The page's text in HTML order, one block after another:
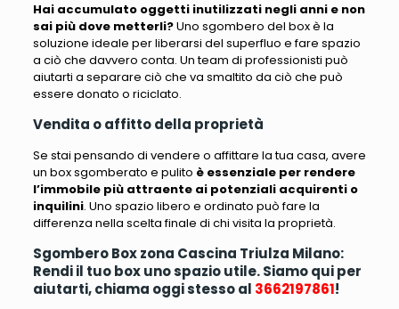
Hai accumulato oggetti inutilizzati negli anni e non
sai più dove metterli?Uno sgombero del boxè la
soluzione ideale per liberarsi del superfluo e fare spazio
a ciò che davvero conta. Un team di professionisti può
aiutarti a separare ciò che va smaltito da ciò che può
essere donato o riciclato.
Vendita o affitto della proprietà
Se stai pensando di vendere o affittare la tua casa, avere
un box sgomberato e pulito è essenziale per rendere
l’immobile più attraente ai potenziali acquirenti o
inquilini. Uno spazio libero e ordinato può fare la
differenza nella scelta finale di chi visita la proprietà.
Sgombero Box zona Cascina Triulza Milano:
Rendi il tuo box uno spazio utile. Siamo qui per
aiutarti, chiama oggi stesso al 3662197861!